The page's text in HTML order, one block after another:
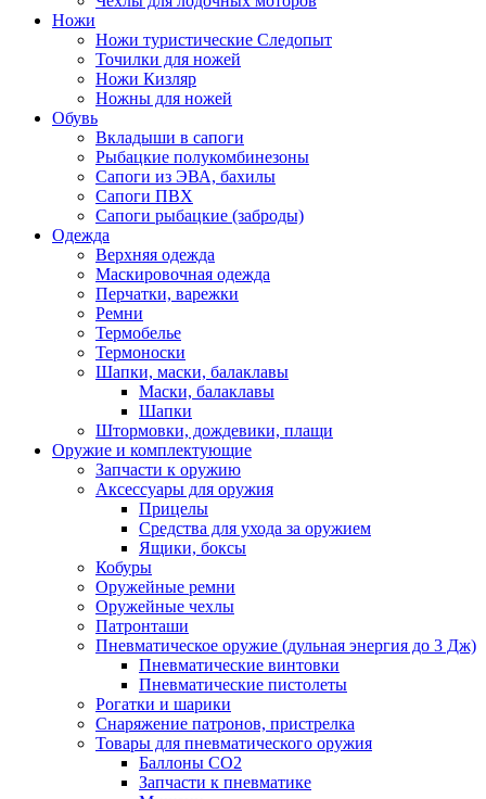
Ножи
Ножи туристические Следопыт
Точилки для ножей
Ножи Кизляр
Ножны для ножей
Обувь
Вкладыши в сапоги
Рыбацкие полукомбинезоны
Сапоги из ЭВА, бахилы
Сапоги ПВХ
Сапоги рыбацкие (заброды)
Одежда
Верхняя одежда
Маскировочная одежда
Перчатки, варежки
Ремни
Термобелье
Термоноски
Шапки, маски, балаклавы
Маски, балаклавы
Шапки
Штормовки, дождевики, плащи
Оружие и комплектующие
Запчасти к оружию
Аксессуары для оружия
Прицелы
Средства для ухода за оружием
Ящики, боксы
Кобуры
Оружейные ремни
Оружейные чехлы
Патронташи
Пневматическое оружие (дульная энергия до 3 Дж)
Пневматические винтовки
Пневматические пистолеты
Рогатки и шарики
Снаряжение патронов, пристрелка
Товары для пневматического оружия
Баллоны СО2
Запчасти к пневматике